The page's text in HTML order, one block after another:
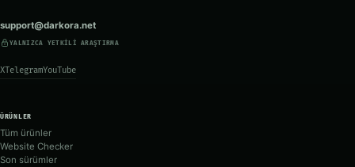
support@darkora.net
YALNIZCA YETKILI ARAŞTIRMA
XTelegramYouTube
ÜRÜNLER
Tüm ürünler
Website Checker
Son sürümler